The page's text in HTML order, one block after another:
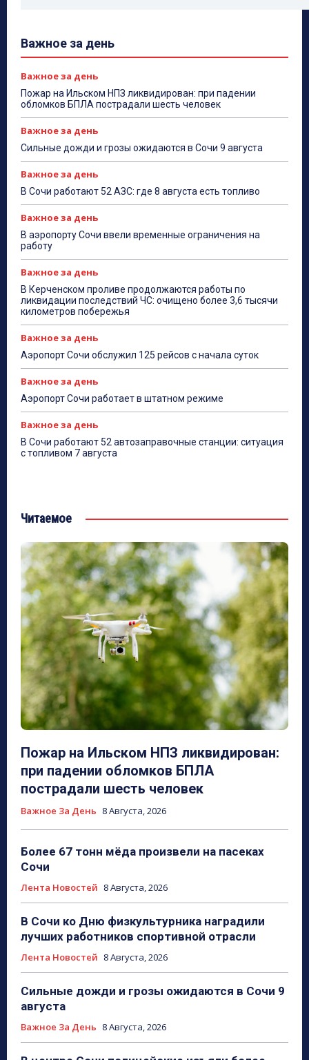
Важное за день
Важное за день
Пожар на Ильском НПЗ ликвидирован: при падении
обломков БПЛА пострадали шесть человек
Важное за день
Сильные дожди и грозы ожидаются в Сочи 9 августа
Важное за день
В Сочи работают 52 АЗС: где 8 августа есть топливо
Важное за день
В аэропорту Сочи ввели временные ограничения на
работу
Важное за день
В Керченском проливе продолжаются работы по
ликвидации последствий ЧС: очищено более 3,6 тысячи
километров побережья
Важное за день
Аэропорт Сочи обслужил 125 рейсов с начала суток
Важное за день
Аэропорт Сочи работает в штатном режиме
Важное за день
В Сочи работают 52 автозаправочные станции: ситуация
с топливом 7 августа
Читаемое
Пожар на Ильском НПЗ ликвидирован:
при падении обломков БПЛА
пострадали шесть человек
Важное За День 8 Августа, 2026
Более 67 тонн мёда произвели на пасеках
Сочи
Лента Новостей 8 Августа, 2026
В Сочи ко Дню физкультурника наградили
лучших работников спортивной отрасли
Лента Новостей 8 Августа, 2026
Сильные дожди и грозы ожидаются в Сочи 9
августа
Важное За День 8 Августа, 2026